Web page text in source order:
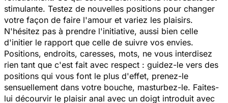
stimulante. Testez de nouvelles positions pour changer
votre façon de faire l'amour et variez les plaisirs.
N'hésitez pas à prendre l'initiative, aussi bien celle
d'initier le rapport que celle de suivre vos envies.
Positions, endroits, caresses, mots, ne vous interdisez
rien tant que c'est fait avec respect : guidez-le vers des
positions qui vous font le plus d'effet, prenez-le
sensuellement dans votre bouche, masturbez-le. Faites-
lui décourvir le plaisir anal avec un doigt introduit avec